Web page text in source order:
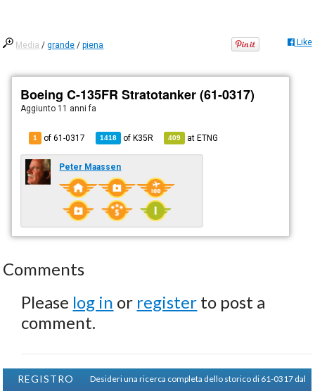
Media /grande /piena Like
Boeing C-135FR Stratotanker (61-0317)
Aggiunto 11 anni fa
1 of 61-0317 1418 ofK35R 409 atETNG
Peter Maassen
Comments
Please log in or register to post a
comment.
REGISTRO
Desideri una ricerca completa dello storico di 61-0317 dal